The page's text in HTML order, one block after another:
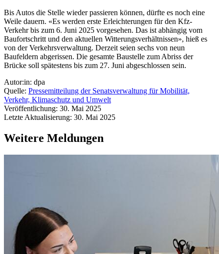
Bis Autos die Stelle wieder passieren können, dürfte es noch eine
Weile dauern. «Es werden erste Erleichterungen für den Kfz-
Verkehr bis zum 6. Juni 2025 vorgesehen. Das ist abhängig vom
Baufortschritt und den aktuellen Witterungsverhältnissen», hieß es
von der Verkehrsverwaltung. Derzeit seien sechs von neun
Baufeldern abgerissen. Die gesamte Baustelle zum Abriss der
Brücke soll spätestens bis zum 27. Juni abgeschlossen sein.
Autor:in: dpa
Quelle: Pressemitteilung der Senatsverwaltung für Mobilität,
Verkehr, Klimaschutz und Umwelt
Veröffentlichung: 30. Mai 2025
Letzte Aktualisierung: 30. Mai 2025
Weitere Meldungen